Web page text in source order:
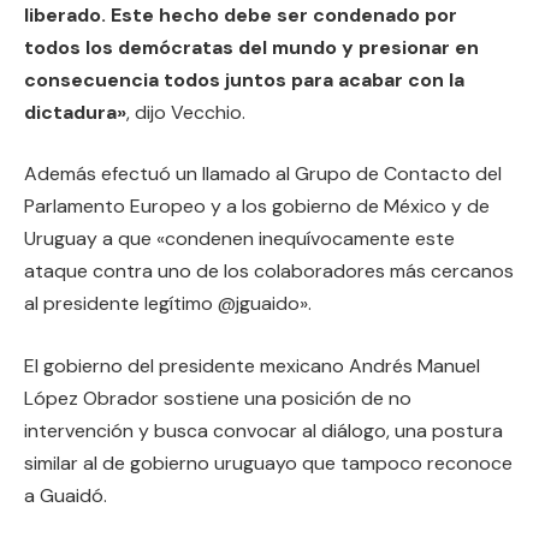
liberado. Este hecho debe ser condenado por
todos los demócratas del mundo y presionar en
consecuencia todos juntos para acabar con la
dictadura», dijo Vecchio.
Además efectuó un llamado al Grupo de Contacto del
Parlamento Europeo y a los gobierno de México y de
Uruguay a que «condenen inequívocamente este
ataque contra uno de los colaboradores más cercanos
al presidente legítimo @jguaido».
El gobierno del presidente mexicano Andrés Manuel
López Obrador sostiene una posición de no
intervención y busca convocar al diálogo, una postura
similar al de gobierno uruguayo que tampoco reconoce
a Guaidó.